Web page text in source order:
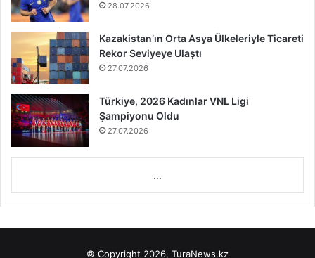
28.07.2026
Kazakistan’ın Orta Asya Ülkeleriyle Ticareti
Rekor Seviyeye Ulaştı
27.07.2026
Türkiye, 2026 Kadınlar VNL Ligi
Şampiyonu Oldu
27.07.2026
...
© Copyright 2026, TuraNews.kz